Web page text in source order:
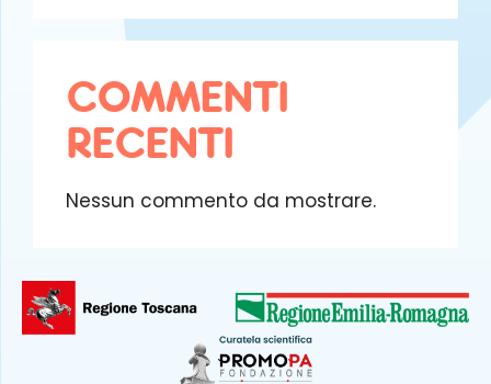
COMMENTI
RECENTI
Nessun commento da mostrare.